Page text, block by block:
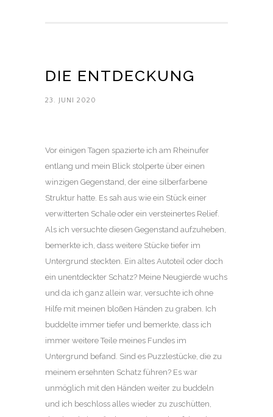
DIE ENTDECKUNG
23. JUNI 2020
Vor einigen Tagen spazierte ich am Rheinufer
entlang und mein Blick stolperte über einen
winzigen Gegenstand, der eine silberfarbene
Struktur hatte. Es sah aus wie ein Stück einer
verwitterten Schale oder ein versteinertes Relief.
Als ich versuchte diesen Gegenstand aufzuheben,
bemerkte ich, dass weitere Stücke tiefer im
Untergrund steckten. Ein altes Autoteil oder doch
ein unentdeckter Schatz? Meine Neugierde wuchs
und da ich ganz allein war, versuchte ich ohne
Hilfe mit meinen bloßen Händen zu graben. Ich
buddelte immer tiefer und bemerkte, dass ich
immer weitere Teile meines Fundes im
Untergrund befand. Sind es Puzzlestücke, die zu
meinem ersehnten Schatz führen? Es war
unmöglich mit den Händen weiter zu buddeln
und ich beschloss alles wieder zu zuschütten,